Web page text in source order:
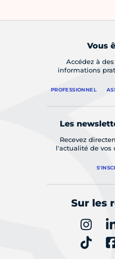
Vous
Accédez à
informations
PROFESSIONNEL
Les
Recevez
l'actualité de vos
Sur les